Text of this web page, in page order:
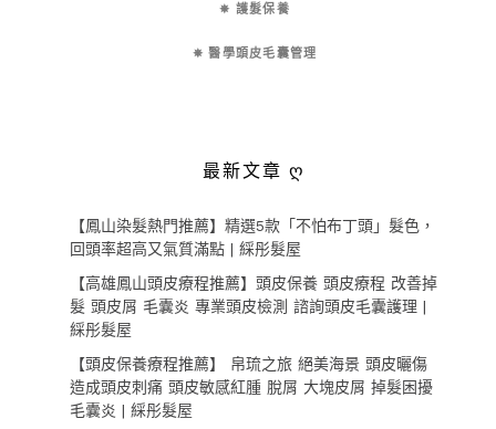
✵ 護髮保養
✵ 醫學頭皮毛囊管理
最新文章 ღ
【鳳山染髮熱門推薦】精選5款「不怕布丁頭」髮色，
回頭率超高又氣質滿點 | 綵彤髮屋
【高雄鳳山頭皮療程推薦】頭皮保養 頭皮療程 改善掉
髮 頭皮屑 毛囊炎 專業頭皮檢測 諮詢頭皮毛囊護理 |
綵彤髮屋
【頭皮保養療程推薦】 帛琉之旅 絕美海景 頭皮曬傷
造成頭皮刺痛 頭皮敏感紅腫 脫屑 大塊皮屑 掉髮困擾
毛囊炎 | 綵彤髮屋